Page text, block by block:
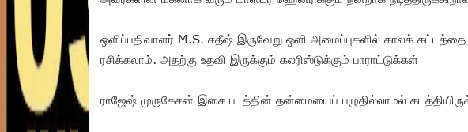
ஒளிப்பதிவாளர் M.S. சதீஷ் இருவேறு ஒளி அமைப்புகளில் காலக் கட்டத்தை
ரசிக்கலாம். அதற்கு உதவி இருக்கும் கலரிஸ்டுக்கும் பாராட்டுக்கள்
ராஜேஷ் முருகேசன் இசை படத்தின் தன்மையைப் பழுதில்லாமல்